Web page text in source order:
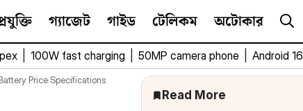
গ্যাজেট গাইড টেলিকম অটোকার
100W fast charging 50MP camera phone Android 16
Price Specifications
Read More